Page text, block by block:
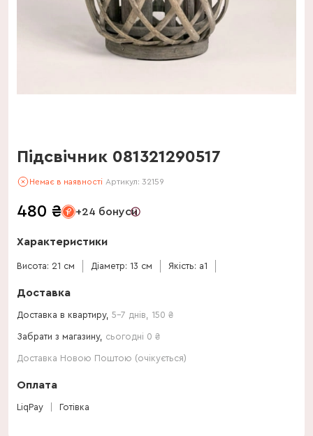
Підсвічник 081321290517
Немає в наявності Артикул: 32159
480 ₴ +24 бонуси
Характеристики
Висота: 21 см Діаметр: 13 см Якість: a1
Доставка
Доставка в квартиру, 5-7 днів 150 ₴
Забрати з магазину, сьогодні 0 ₴
Доставка Новою Поштою (очікується)
Оплата
LiqPay Готівка